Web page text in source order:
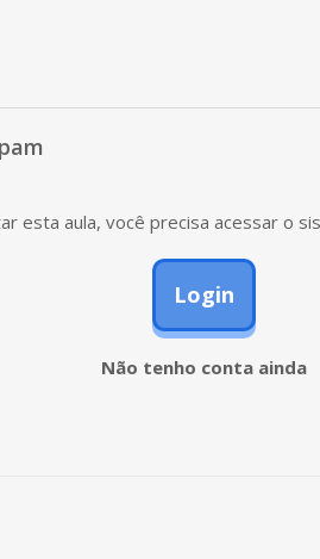
esta aula, você precisa acessar o
Login
Não tenho conta ainda